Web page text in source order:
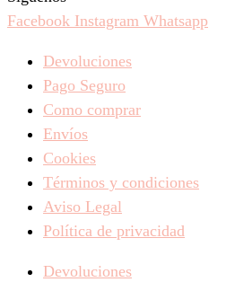
Facebook Instagram Whatsapp
Devoluciones
Pago Seguro
Como comprar
Envíos
Cookies
Términos y condiciones
Aviso Legal
Política de privacidad
Devoluciones